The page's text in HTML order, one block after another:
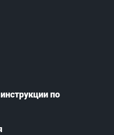
по